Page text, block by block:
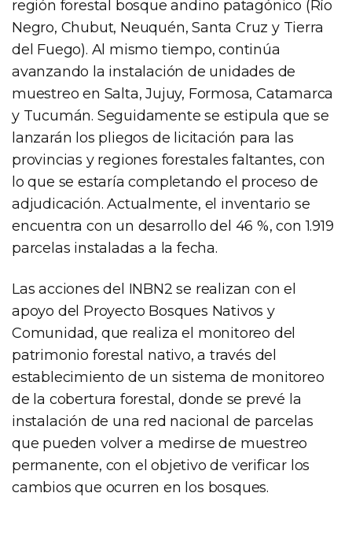
región forestal bosque andino patagónico (Río
Negro, Chubut, Neuquén, Santa Cruz y Tierra
del Fuego). Al mismo tiempo, continúa
avanzando la instalación de unidades de
muestreo en Salta, Jujuy, Formosa, Catamarca
y Tucumán. Seguidamente se estipula que se
lanzarán los pliegos de licitación para las
provincias y regiones forestales faltantes, con
lo que se estaría completando el proceso de
adjudicación. Actualmente, el inventario se
encuentra con un desarrollo del 46 %, con 1.919
parcelas instaladas a la fecha.
Las acciones del INBN2 se realizan con el
apoyo del Proyecto Bosques Nativos y
Comunidad, que realiza el monitoreo del
patrimonio forestal nativo, a través del
establecimiento de un sistema de monitoreo
de la cobertura forestal, donde se prevé la
instalación de una red nacional de parcelas
que pueden volver a medirse de muestreo
permanente, con el objetivo de verificar los
cambios que ocurren en los bosques.